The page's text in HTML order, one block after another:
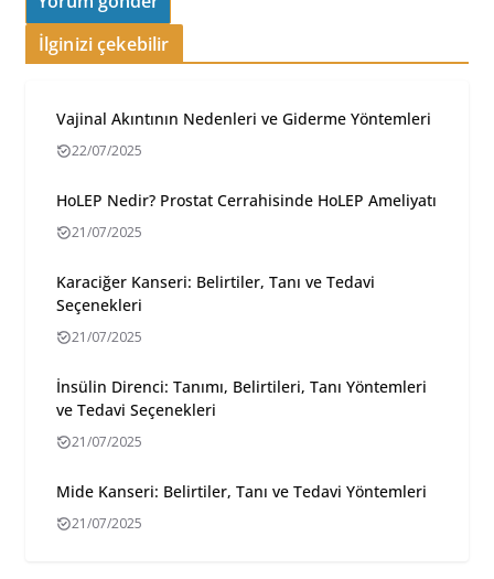
İlginizi çekebilir
Vajinal Akıntının Nedenleri ve Giderme Yöntemleri
22/07/2025
HoLEP Nedir? Prostat Cerrahisinde HoLEP Ameliyatı
21/07/2025
Karaciğer Kanseri: Belirtiler, Tanı ve Tedavi
Seçenekleri
21/07/2025
İnsülin Direnci: Tanımı, Belirtileri, Tanı Yöntemleri
ve Tedavi Seçenekleri
21/07/2025
Mide Kanseri: Belirtiler, Tanı ve Tedavi Yöntemleri
21/07/2025